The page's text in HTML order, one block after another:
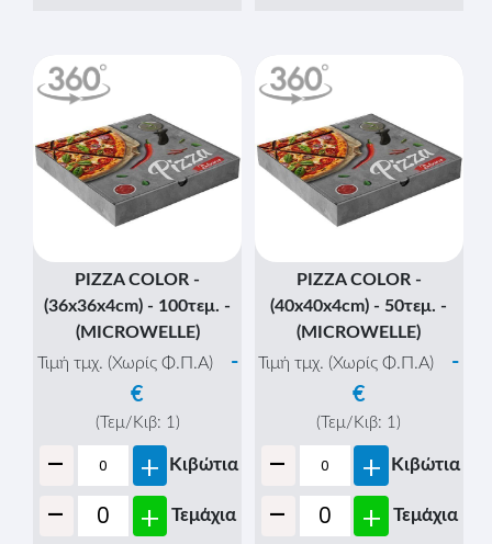
PIZZA COLOR -
(36x36x4cm) - 100τεμ. -
(MICROWELLE)
Τιμή τμχ. (Χωρίς Φ.Π.Α)
-
€
(Τεμ/Κιβ: 1)
- + Κιβώτια
- + Τεμάχια
PIZZA COLOR -
(40x40x4cm) - 50τεμ. -
(MICROWELLE)
Τιμή τμχ. (Χωρίς Φ.Π.Α)
-
€
(Τεμ/Κιβ: 1)
- + Κιβώτια
- + Τεμάχια